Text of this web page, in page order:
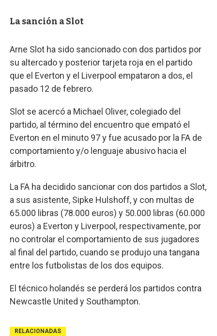
La sanción a Slot
Arne Slot ha sido sancionado con dos partidos por
su altercado y posterior tarjeta roja en el partido
que el Everton y el Liverpool empataron a dos, el
pasado 12 de febrero.
Slot se acercó a Michael Oliver, colegiado del
partido, al término del encuentro que empató el
Everton en el minuto 97 y fue acusado por la FA de
comportamiento y/o lenguaje abusivo hacia el
árbitro.
La FA ha decidido sancionar con dos partidos a Slot,
a sus asistente, Sipke Hulshoff, y con multas de
65.000 libras (78.000 euros) y 50.000 libras (60.000
euros) a Everton y Liverpool, respectivamente, por
no controlar el comportamiento de sus jugadores
al final del partido, cuando se produjo una tangana
entre los futbolistas de los dos equipos.
El técnico holandés se perderá los partidos contra
Newcastle United y Southampton.
RELACIONADAS